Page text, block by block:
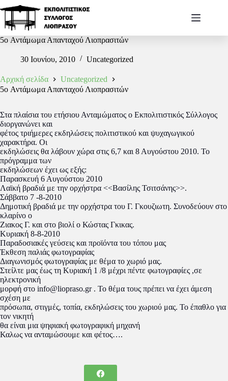
5o Αντάμωμα Απανταχού Λιοπρασιτών
30 Ιουνίου, 2010 Uncategorized
Αρχική σελίδα
Uncategorized
5o Αντάμωμα Απανταχού Λιοπρασιτών
Στα πλαίσια του ετήσιου Ανταμώματος ο Εκπολιτιστικός Σύλλογος
διοργανώνει και
φέτος τριήμερες εκδηλώσεις πολιτιστικού και ψυχαγωγικού
χαρακτήρα. Οι
εκδηλώσεις θα λάβουν χώρα στις 6,7 και 8 Αυγούστου 2010. Το
πρόγραμμα των
εκδηλώσεων έχει ως εξής:
Παρασκευή 6 Αυγούστου 2010
Λαϊκή βραδιά με την ορχήστρα <<Βασίλης Τσιτσάνης>>.
Σάββατο 7 -8-2010
Δημοτική βραδιά με την ορχήστρα του Γ. Γκουζιωτη. Συνοδεύουν στο
κλαρίνο ο
Ζιακος Γ. και στο βιολί ο Κώστας Γκικας.
Κυριακή 8-8-2010
Παραδοσιακές γεύσεις και προϊόντα του τόπου μας
Έκθεση παλιάς φωτογραφίας
Διαγωνισμός φωτογραφίας με θέμα το χωριό μας.
Στείλτε μας έως τη Κυριακή 1 /8 μέχρι πέντε φωτογραφίες ,σε
ηλεκτρονική
μορφή στο info@liopraso.gr . Το θέμα τους πρέπει να έχει άμεση
σχέση με
πρόσωπα, στιγμές, τοπία, εκδηλώσεις του χωριού μας. Το έπαθλο για
τον νικητή
θα είναι μια ψηφιακή φωτογραφική μηχανή
Καλως να ανταμώσουμε και φέτος….